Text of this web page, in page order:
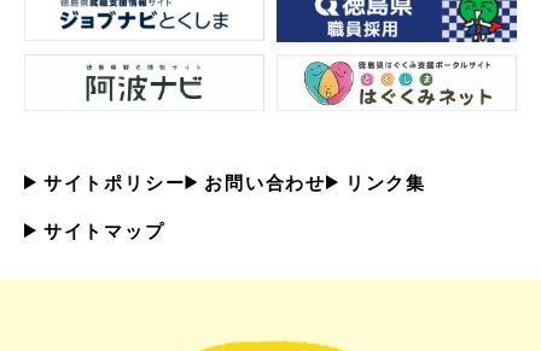
サイトポリシー お問い合わせ リンク集
サイトマップ